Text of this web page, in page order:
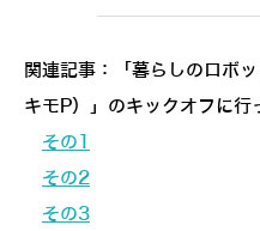
関連記事：「暮らしのロボ
キモP）」のキックオフに行
その1
その2
その3